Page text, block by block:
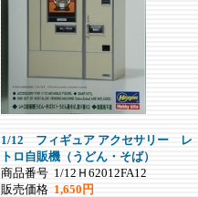
1/12 フィギュア アクセサリー レ
トロ自販機（うどん・そば）
商品番号 1/12Ｈ62012FA12
販売価格 1,650円